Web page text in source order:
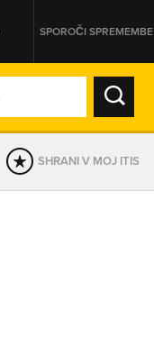
SPOROČI SPREMEMBE
SO ODPRTA V
SHRANI V MOJ ITIS